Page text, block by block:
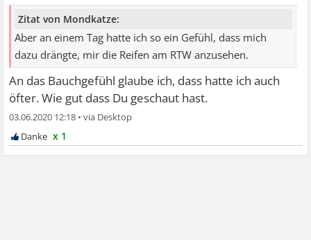
Zitat von Mondkatze:
Aber an einem Tag hatte ich so ein Gefühl, dass mich
dazu drängte, mir die Reifen am RTW anzusehen.
An das Bauchgefühl glaube ich, dass hatte ich auch
öfter. Wie gut dass Du geschaut hast.
03.06.2020 12:18 •
x 1